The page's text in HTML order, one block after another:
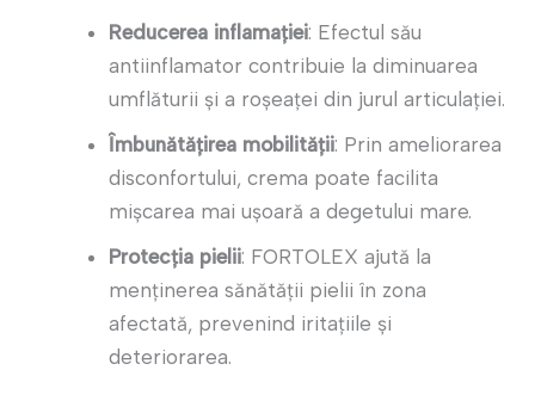
Reducerea inflamației: Efectul său
antiinflamator contribuie la diminuarea
umflăturii și a roșeaței din jurul articulației.
Îmbunătățirea mobilității: Prin ameliorarea
disconfortului, crema poate facilita
mișcarea mai ușoară a degetului mare.
Protecția pielii: FORTOLEX ajută la
menținerea sănătății pielii în zona
afectată, prevenind iritațiile și
deteriorarea.